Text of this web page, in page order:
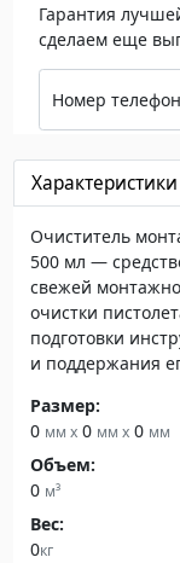
Гарантия
сделаем еще
Номер
Характеристики
Очиститель
500 мл —
свежей
очистки
подготовки
и поддержания
Размер:
0 мм x0 мм x0 мм
Объем:
0 м³
Вес:
0кг